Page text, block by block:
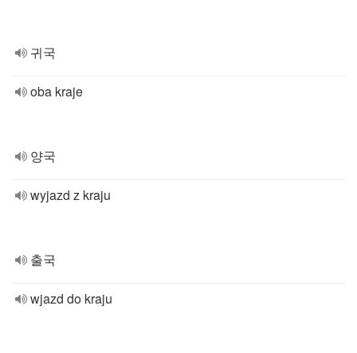
귀국
oba kraje
양국
wyjazd z kraju
출국
wjazd do kraju